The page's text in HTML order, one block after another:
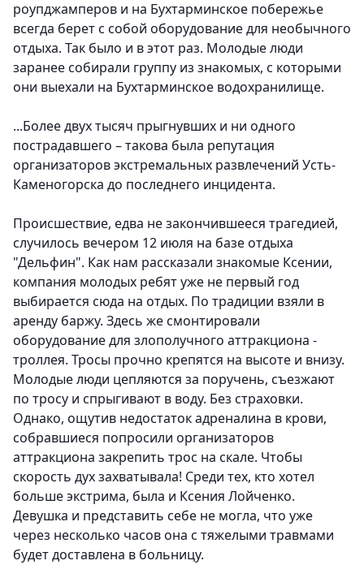
роупджамперов и на Бухтарминское побережье
всегда берет с собой оборудование для необычного
отдыха. Так было и в этот раз. Молодые люди
заранее собирали группу из знакомых, с которыми
они выехали на Бухтарминское водохранилище.
...Более двух тысяч прыгнувших и ни одного
пострадавшего – такова была репутация
организаторов экстремальных развлечений Усть-
Каменогорска до последнего инцидента.
Происшествие, едва не закончившееся трагедией,
случилось вечером 12 июля на базе отдыха
"Дельфин". Как нам рассказали знакомые Ксении,
компания молодых ребят уже не первый год
выбирается сюда на отдых. По традиции взяли в
аренду баржу. Здесь же смонтировали
оборудование для злополучного аттракциона -
троллея. Тросы прочно крепятся на высоте и внизу.
Молодые люди цепляются за поручень, съезжают
по тросу и спрыгивают в воду. Без страховки.
Однако, ощутив недостаток адреналина в крови,
собравшиеся попросили организаторов
аттракциона закрепить трос на скале. Чтобы
скорость дух захватывала! Среди тех, кто хотел
больше экстрима, была и Ксения Лойченко.
Девушка и представить себе не могла, что уже
через несколько часов она с тяжелыми травмами
будет доставлена в больницу.